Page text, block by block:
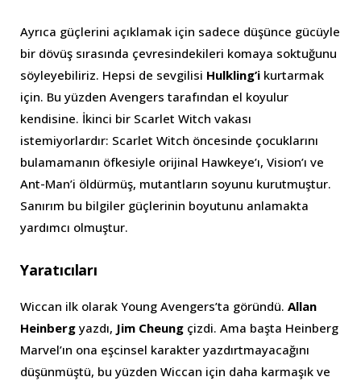
Ayrıca güçlerini açıklamak için sadece düşünce gücüyle
bir dövüş sırasında çevresindekileri komaya soktuğunu
söyleyebiliriz. Hepsi de sevgilisi Hulkling’i kurtarmak
için. Bu yüzden Avengers tarafından el koyulur
kendisine. İkinci bir Scarlet Witch vakası
istemiyorlardır: Scarlet Witch öncesinde çocuklarını
bulamamanın öfkesiyle orijinal Hawkeye’ı, Vision’ı ve
Ant-Man’i öldürmüş, mutantların soyunu kurutmuştur.
Sanırım bu bilgiler güçlerinin boyutunu anlamakta
yardımcı olmuştur.
Yaratıcıları
Wiccan ilk olarak Young Avengers’ta göründü. Allan
Heinberg yazdı, Jim Cheung çizdi. Ama başta Heinberg
Marvel’ın ona eşcinsel karakter yazdırtmayacağını
düşünmüştü, bu yüzden Wiccan için daha karmaşık ve